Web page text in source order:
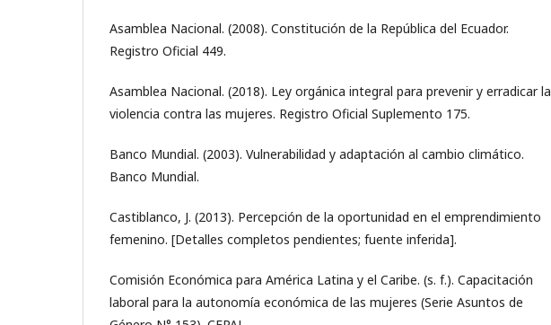
Asamblea Nacional. (2008). Constitución de la República del Ecuador.
Registro Oficial 449.
Asamblea Nacional. (2018). Ley orgánica integral para prevenir y erradicar la
violencia contra las mujeres. Registro Oficial Suplemento 175.
Banco Mundial. (2003). Vulnerabilidad y adaptación al cambio climático.
Banco Mundial.
Castiblanco, J. (2013). Percepción de la oportunidad en el emprendimiento
femenino. [Detalles completos pendientes; fuente inferida].
Comisión Económica para América Latina y el Caribe. (s. f.). Capacitación
laboral para la autonomía económica de las mujeres (Serie Asuntos de